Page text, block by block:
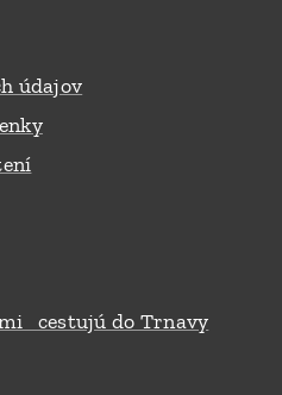
údajov
cestujú do Trnavy